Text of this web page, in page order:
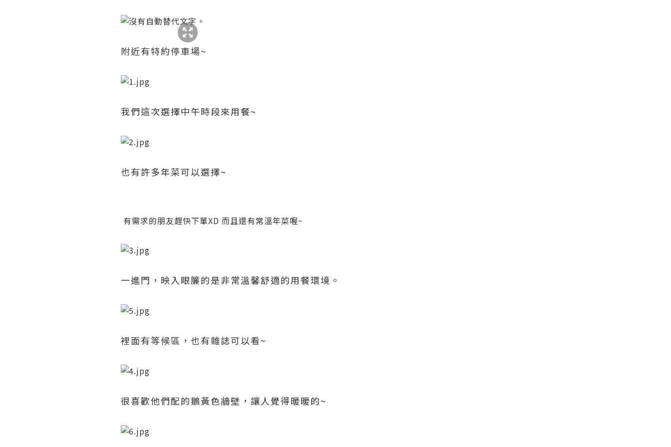
附近有特約停車場~
我們這次選擇中午時段來用餐~
也有許多年菜可以選擇~
有需求的朋友趕快下單XD 而且還有常溫年菜喔~
一進門，映入眼簾的是非常溫馨舒適的用餐環境。
裡面有等候區，也有雜誌可以看~
很喜歡他們配的鵝黃色牆壁，讓人覺得暖暖的~